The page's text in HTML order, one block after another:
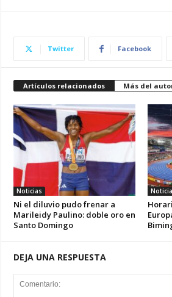
Twitter Facebook
Artículos relacionados Más del
Noticias
Ni el diluvio pudo frenar a
Marileidy Paulino: doble oro en
Santo Domingo
DEJA UNA RESPUESTA